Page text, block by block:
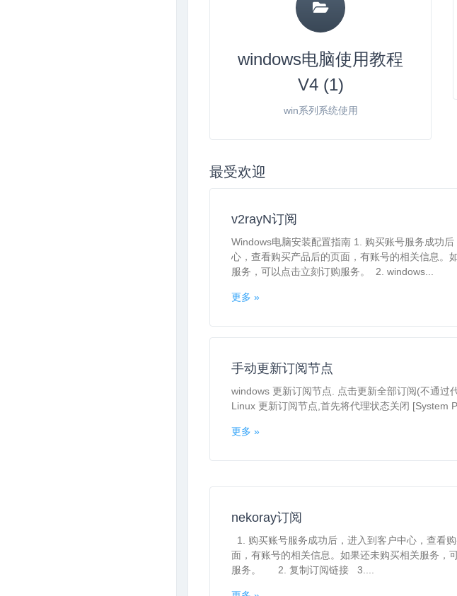
windows电脑使用教程
V4 (1)
win系列系统使用
最受欢迎
v2rayN订阅
Windows电脑安装配置指南 1. 购买账号服务成功后
心，查看购买产品后的页面，有账号的相关信息。
服务，可以点击立刻订购服务。 2. windows...
更多 »
手动更新订阅节点
windows 更新订阅节点. 点击更新全部订阅(不通
Linux 更新订阅节点,首先将代理状态关闭 [System
更多 »
nekoray订阅
1. 购买账号服务成功后，进入到客户中心，查看
面，有账号的相关信息。如果还未购买相关服务，
服务。 2. 复制订阅链接 3....